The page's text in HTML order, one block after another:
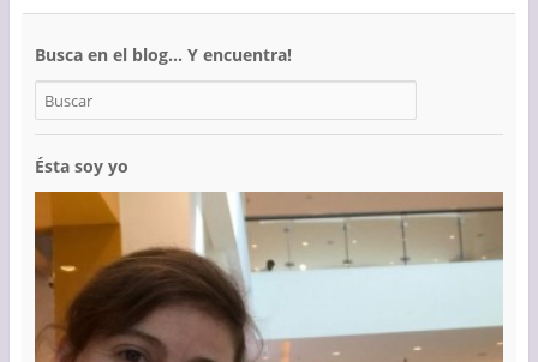
Busca en el blog… Y encuentra!
Ésta soy yo